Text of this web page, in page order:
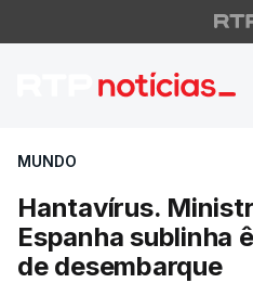
MUNDO
Hantavírus.
Espanha sublinha
de desembarque